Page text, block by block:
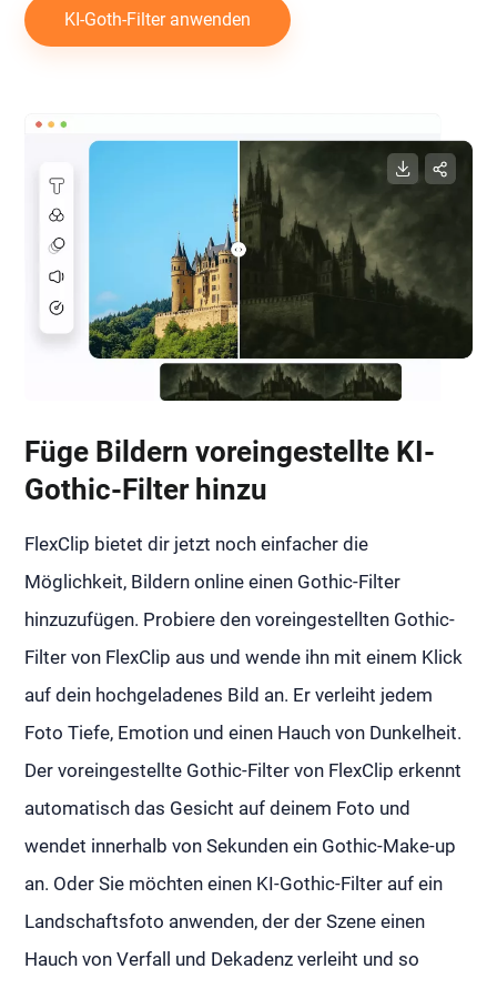
KI-Goth-Filter anwenden
Füge Bildern voreingestellte KI-
Gothic-Filter hinzu
FlexClip bietet dir jetzt noch einfacher die
Möglichkeit, Bildern online einen Gothic-Filter
hinzuzufügen. Probiere den voreingestellten Gothic-
Filter von FlexClip aus und wende ihn mit einem Klick
auf dein hochgeladenes Bild an. Er verleiht jedem
Foto Tiefe, Emotion und einen Hauch von Dunkelheit.
Der voreingestellte Gothic-Filter von FlexClip erkennt
automatisch das Gesicht auf deinem Foto und
wendet innerhalb von Sekunden ein Gothic-Make-up
an. Oder Sie möchten einen KI-Gothic-Filter auf ein
Landschaftsfoto anwenden, der der Szene einen
Hauch von Verfall und Dekadenz verleiht und so